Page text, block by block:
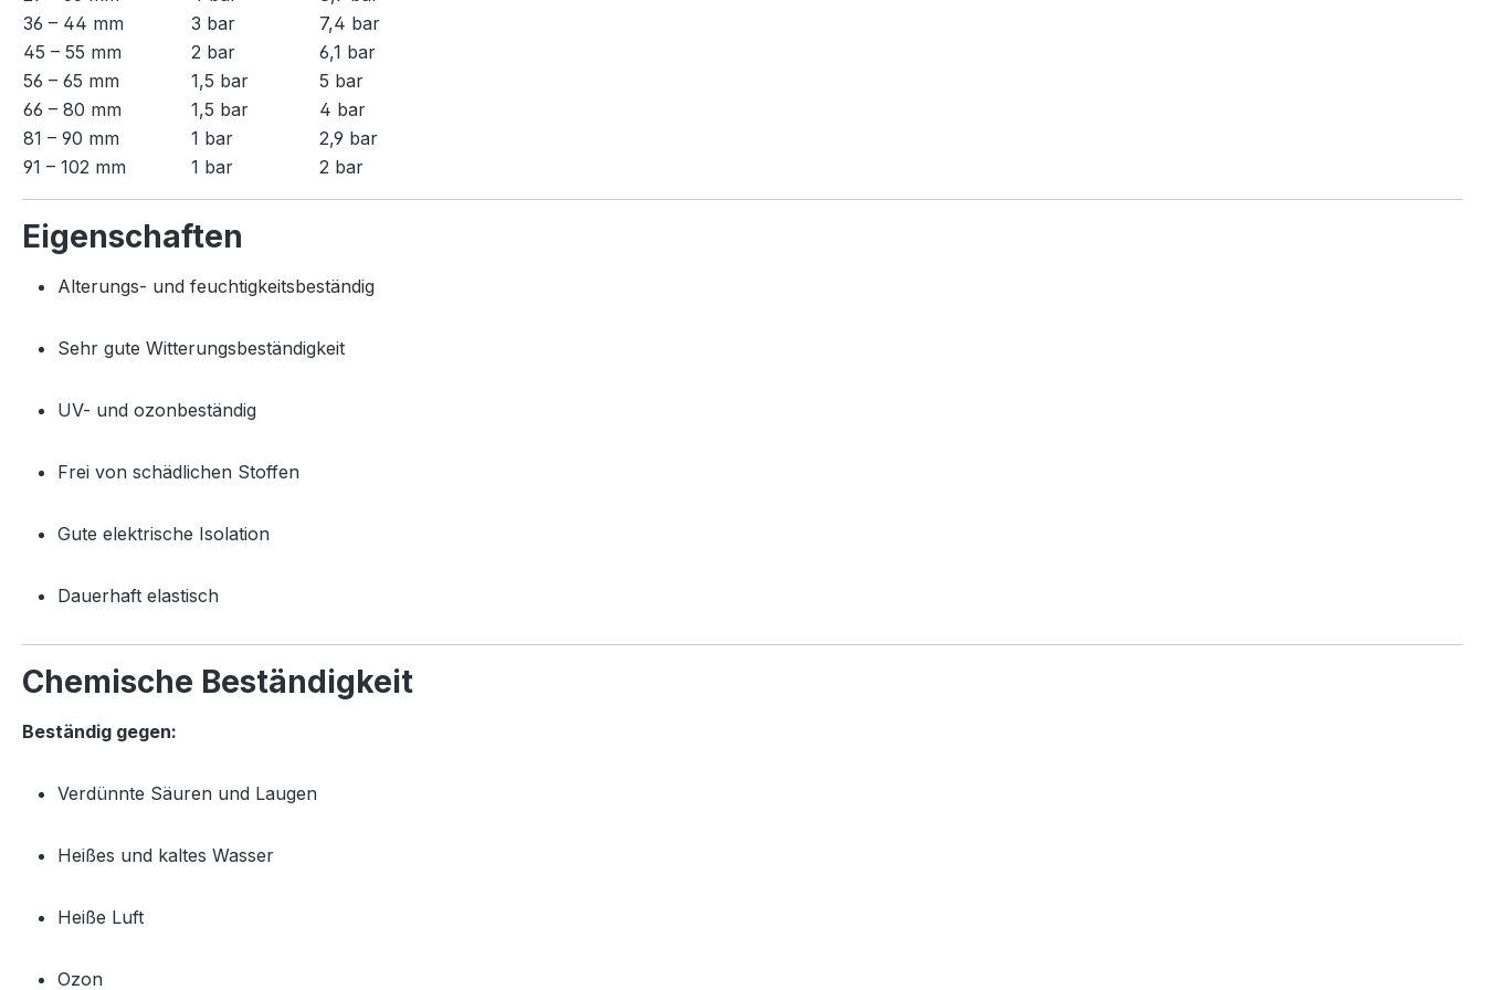
36 – 44 mm
3 bar
7,4 bar
45 – 55 mm
2 bar
6,1 bar
56 – 65 mm
1,5 bar
5 bar
66 – 80 mm
1,5 bar
4 bar
81 – 90 mm
1 bar
2,9 bar
91 – 102 mm
1 bar 2 bar
Eigenschaften
Alterungs- und feuchtigkeitsbeständig
Sehr gute Witterungsbeständigkeit
UV- und ozonbeständig
Frei von schädlichen Stoffen
Gute elektrische Isolation
Dauerhaft elastisch
Chemische Beständigkeit
Beständig gegen:
Verdünnte Säuren und Laugen
Heißes und kaltes Wasser
Heiße Luft
Ozon